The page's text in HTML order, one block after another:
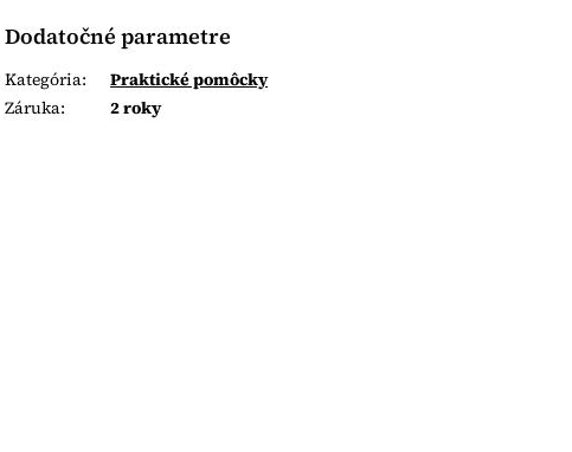
Dodatočné parametre
Kategória:
Praktické pomôcky
Záruka: 2 roky